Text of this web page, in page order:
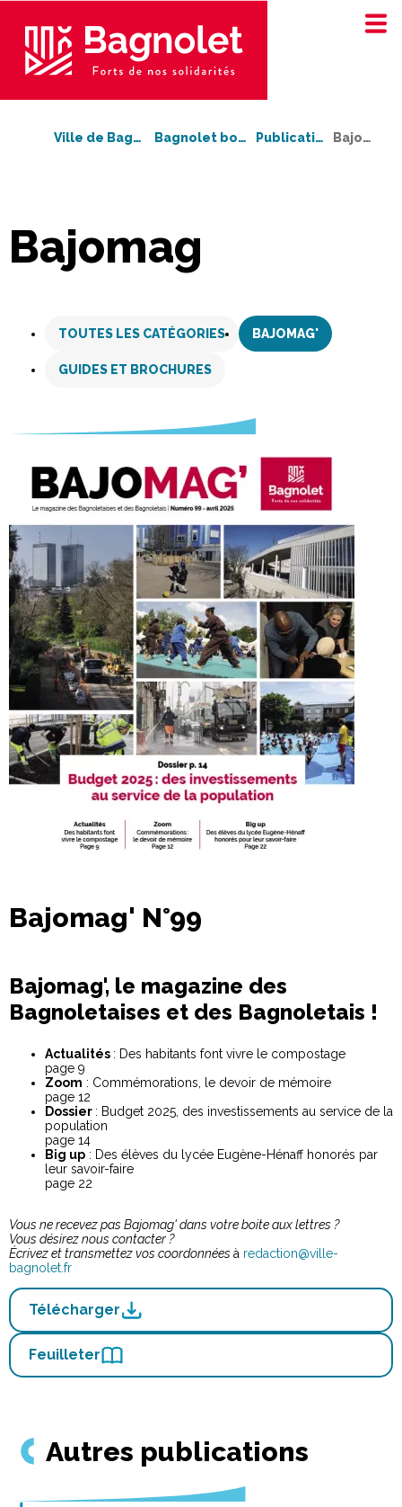
Ville de Bagnolet Bagnolet bouge ! Publications Bajomag'
Bajomag
contenu
TOUTES LES CATÉGORIES BAJOMAG'
GUIDES ET BROCHURES
Bajomag' N°99
Bajomag', le magazine des
Bagnoletaises et des Bagnoletais !
Actualités : Des habitants font vivre le compostage
page 9
Zoom : Commémorations, le devoir de mémoire
page 12
Dossier : Budget 2025, des investissements au service de la
population
page 14
Big up : Des élèves du lycée Eugène-Hénaff honorés par
leur savoir-faire
page 22
Vous ne recevez pas Bajomag' dans votre boite aux lettres ?
Vous désirez nous contacter ?
Écrivez et transmettez vos coordonnées à redaction@ville-
bagnolet.fr
Télécharger
Feuilleter
Autres publications